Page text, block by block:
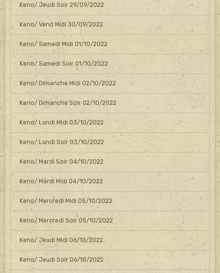
Keno/ Jeudi Soir 29/09/2022
Keno/ Vend Midi 30/09/2022
Keno/ Samedi Midi 01/10/2022
Keno/ Samedi Soir 01/10/2022
Keno/ Dimanche Midi 02/10/2022
Keno/ Dimanche Soir 02/10/2022
Keno/ Lundi Midi 03/10/2022
Keno/ Lundi Soir 03/10/2022
Keno/ Mardi Soir 04/10/2022
Keno/ Mardi Midi 04/10/2022
Keno/ Mercredi Midi 05/10/2022
Keno/ Mercredi Soir 05/10/2022
Keno/ Jeudi Midi 06/10/2022
Keno/ Jeudi Soir 06/10/2022